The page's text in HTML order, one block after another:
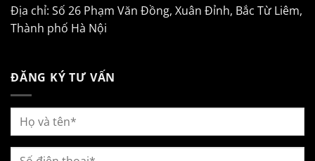
Địa chỉ: Số 26 Phạm Văn Đồng, Xuân Đỉnh, Bắc Từ Liêm,
Thành phố Hà Nội
ĐĂNG KÝ TƯ VẤN